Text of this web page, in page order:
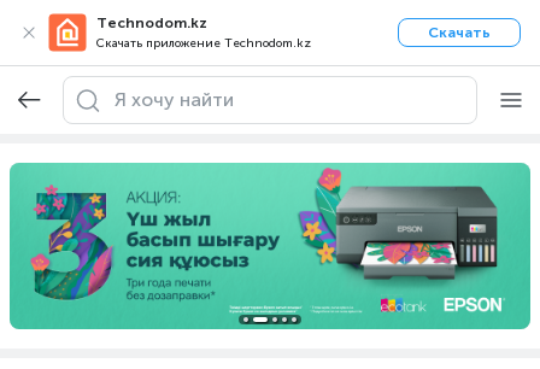
Technodom.kz
Скачать приложение Technodom.kz
Скачать